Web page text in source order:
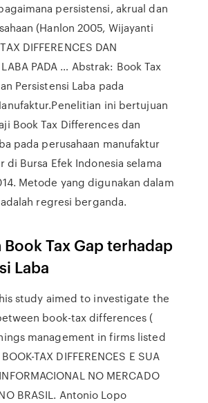
persistensi, akrual dan
(Hanlon 2005, Wijayanti
DIFFERENCES DAN
LABA PADA … Abstrak: Book Tax
Persistensi Laba pada
ini bertujuan
Book Tax Differences dan
pada perusahaan manufaktur
di Bursa Efek Indonesia selama
Metode yang digunakan dalam
regresi berganda.
Book Tax Gap terhadap
Laba
study aimed to investigate the
book-tax differences (
management in firms listed
TAX DIFFERENCES E SUA
NO MERCADO
BRASIL. Antonio Lopo